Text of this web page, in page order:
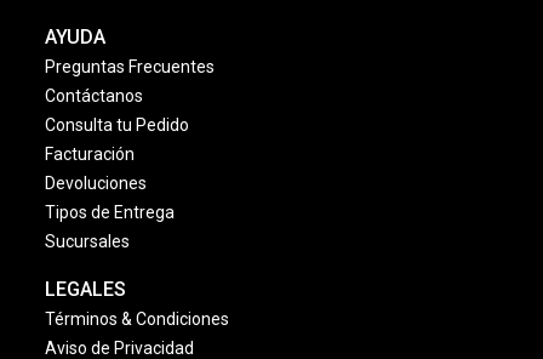
AYUDA
Preguntas Frecuentes
Contáctanos
Consulta tu Pedido
Facturación
Devoluciones
Tipos de Entrega
Sucursales
LEGALES
Términos & Condiciones
Aviso de Privacidad